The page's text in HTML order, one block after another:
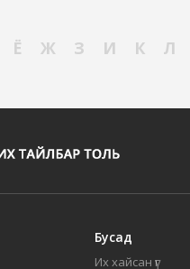
Ё Ж З И К Л
Бусад
Их хайсан үг